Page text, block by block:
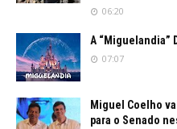
06:20
A “Miguelandia”
07:07
Miguel Coelho
para o Senado